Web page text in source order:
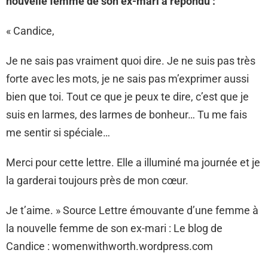
« Candice,
Je ne sais pas vraiment quoi dire. Je ne suis pas très
forte avec les mots, je ne sais pas m’exprimer aussi
bien que toi. Tout ce que je peux te dire, c’est que je
suis en larmes, des larmes de bonheur… Tu me fais
me sentir si spéciale…
Merci pour cette lettre. Elle a illuminé ma journée et je
la garderai toujours près de mon cœur.
Je t’aime. » Source Lettre émouvante d’une femme à
la nouvelle femme de son ex-mari : Le blog de
Candice : womenwithworth.wordpress.com